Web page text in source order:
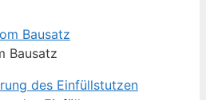
Bausatz